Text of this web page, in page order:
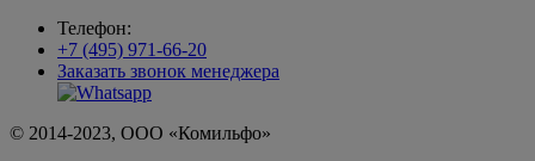
Телефон:
+7 (495) 971-66-20
Заказать звонок менеджера
© 2014-2023, ООО «Комильфо»